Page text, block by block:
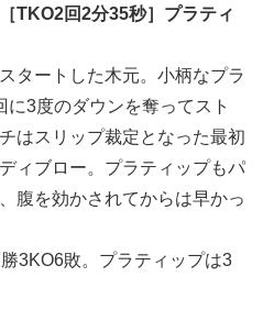
TKO2回2分35秒］プラティ
タートした木元。小柄なプラ
3度のダウンを奪ってスト
はスリップ裁定となった最初
ィブロー。プラティップもパ
腹を効かされてからは早かっ
3KO6敗。プラティップは3